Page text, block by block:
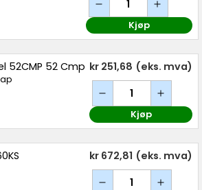
Kjøp
52CMP 52 Cmp kr 251,68 (eks. mva)
Kjøp
kr 672,81 (eks. mva)